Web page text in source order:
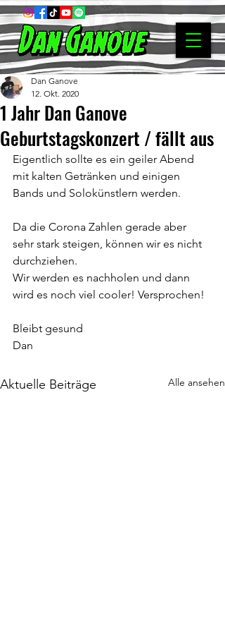
1 Jahr Dan Ganove
Geburtstagskonzert / fällt aus
Dan Ganove
12. Okt. 2020
Eigentlich sollte es ein geiler Abend
mit kalten Getränken und einigen
Bands und Solokünstlern werden.
Da die Corona Zahlen gerade aber
sehr stark steigen, können wir es nicht
durchziehen.
Wir werden es nachholen und dann
wird es noch viel cooler! Versprochen!
Bleibt gesund
Dan
Aktuelle Beiträge Alle ansehen